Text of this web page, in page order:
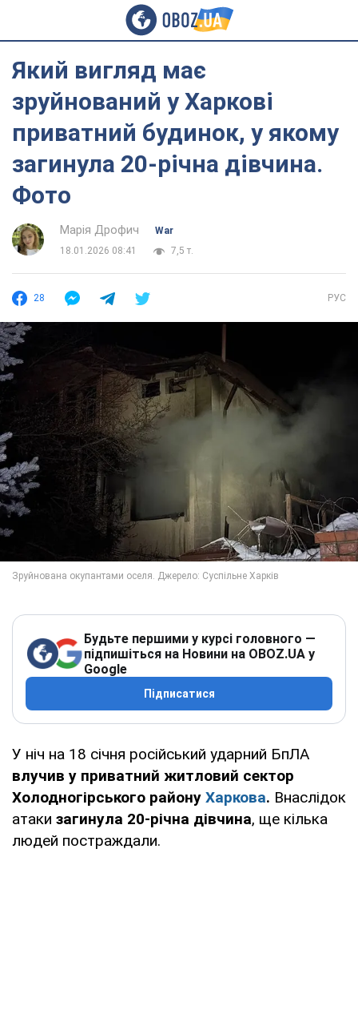
Який вигляд має
зруйнований у Харкові
приватний будинок, у якому
загинула 20-річна дівчина.
Фото
Марія Дрофич
War
18.01.2026 08:41
7,5 т.
28 РУС
Будьте першими у курсі головного —
підпишіться на Новини на OBOZ.UA у
Google
Підписатися
У ніч на 18 січня російський ударний БпЛА
влучив у приватний житловий сектор
Холодногірського району Харкова. Внаслідок
атаки загинула 20-річна дівчина, ще кілька
людей постраждали.